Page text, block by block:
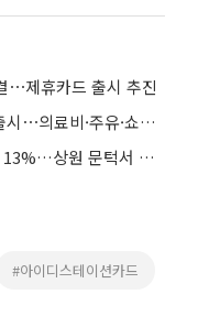
⋯제휴카드 출시 추진
삼성카드, 우리은행 제휴카드 5종 출시⋯의료비·주유·쇼핑 등 혜택 제공
美 클래리티 법안 연내 통과 가능성 13%…상원 문턱서 제동
#아이디스테이션카드